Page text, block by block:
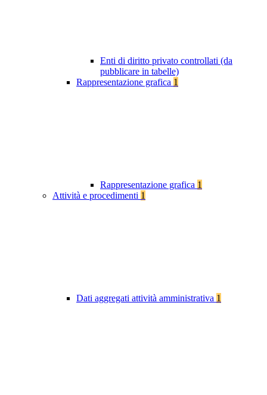
Enti di diritto privato controllati (da
pubblicare in tabelle)
Rappresentazione grafica 1
Rappresentazione grafica 1
Attività e procedimenti 1
Dati aggregati attività amministrativa 1